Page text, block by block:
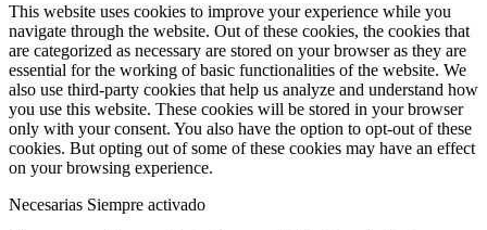
This website uses cookies to improve your experience while you
navigate through the website. Out of these cookies, the cookies that
are categorized as necessary are stored on your browser as they are
essential for the working of basic functionalities of the website. We
also use third-party cookies that help us analyze and understand how
you use this website. These cookies will be stored in your browser
only with your consent. You also have the option to opt-out of these
cookies. But opting out of some of these cookies may have an effect
on your browsing experience.
Necesarias Siempre activado